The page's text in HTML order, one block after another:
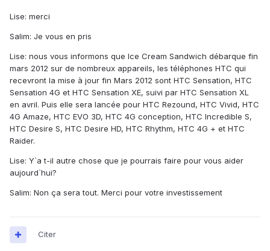
Lise: merci
Salim: Je vous en pris
Lise: nous vous informons que Ice Cream Sandwich débarque fin
mars 2012 sur de nombreux appareils, les téléphones HTC qui
recevront la mise à jour fin Mars 2012 sont HTC Sensation, HTC
Sensation 4G et HTC Sensation XE, suivi par HTC Sensation XL
en avril. Puis elle sera lancée pour HTC Rezound, HTC Vivid, HTC
4G Amaze, HTC EVO 3D, HTC 4G conception, HTC Incredible S,
HTC Desire S, HTC Desire HD, HTC Rhythm, HTC 4G + et HTC
Raider.
Lise: Y`a t-il autre chose que je pourrais faire pour vous aider
aujourd`hui?
Salim: Non ça sera tout. Merci pour votre investissement
Citer